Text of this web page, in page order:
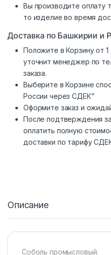
Вы производите оплату
то изделие во время
Доставка по Башкирии и
Положите в Корзину от
уточнит менеджер по
заказа.
Выберите в Корзине
России через СДЕК”
Оформите заказ и
После подтверждения
оплатить полную
доставки по тарифу
Описание
Соболь промысловый.